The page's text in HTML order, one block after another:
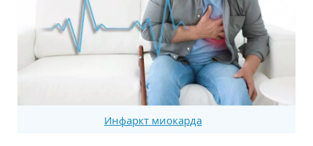
Инфаркт миокарда